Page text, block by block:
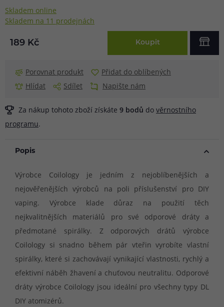
Skladem online
Skladem na 11 prodejnách
189 Kč Koupit
Porovnat produkt
Přidat do oblíbených
Hlídat
Sdílet Napište nám
Za nákup tohoto zboží získáte 9 bodů do věrnostního
programu.
Popis
Výrobce Coilology je jedním z nejoblíbenějších a
nejověřenějších výrobců na poli příslušenství pro DIY
vaping. Výrobce klade důraz na použití těch
nejkvalitnějších materiálů pro své odporové dráty a
předmotané spirálky. Z odporových drátů výrobce
Coilology si snadno během pár vteřin vyrobíte vlastní
spirálky, které si zachovávají vynikající vlastnosti, rychlý a
efektivní náběh žhavení a chuťovou neutralitu. Odporové
dráty výrobce Coilology jsou ideální pro všechny typy DL
DIY atomizérů.